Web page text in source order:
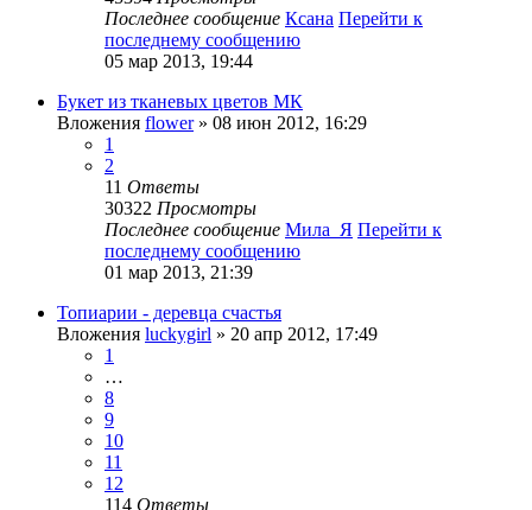
Последнее сообщение Ксана Перейти к
последнему сообщению
05 мар 2013, 19:44
Букет из тканевых цветов МК
Вложения flower» 08 июн 2012, 16:29
1
2
11 Ответы
30322 Просмотры
Последнее сообщение Мила_Я Перейти к
последнему сообщению
01 мар 2013, 21:39
Топиарии - деревца счастья
Вложения luckygirl » 20 апр 2012, 17:49
1
…
8
9
10
11
12
114 Ответы